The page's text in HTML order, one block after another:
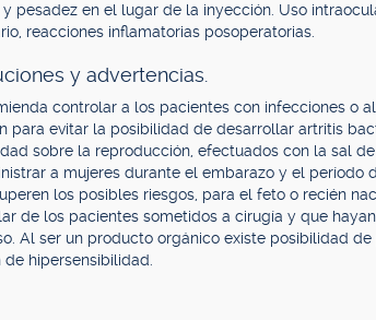
pesadez en el lugar de la inyección. Uso
reacciones inflamatorias posoperatorias.
y advertencias.
controlar a los pacientes con infecciones o
para evitar la posibilidad de desarrollar artritis
sobre la reproducción, efectuados con la sal
a mujeres durante el embarazo y el período
los posibles riesgos, para el feto o recién
de los pacientes sometidos a cirugía y que
Al ser un producto orgánico existe posibilidad
de hipersensibilidad.